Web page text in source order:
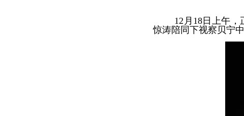
12 月 18 日上午
惊涛陪同下视察贝宁